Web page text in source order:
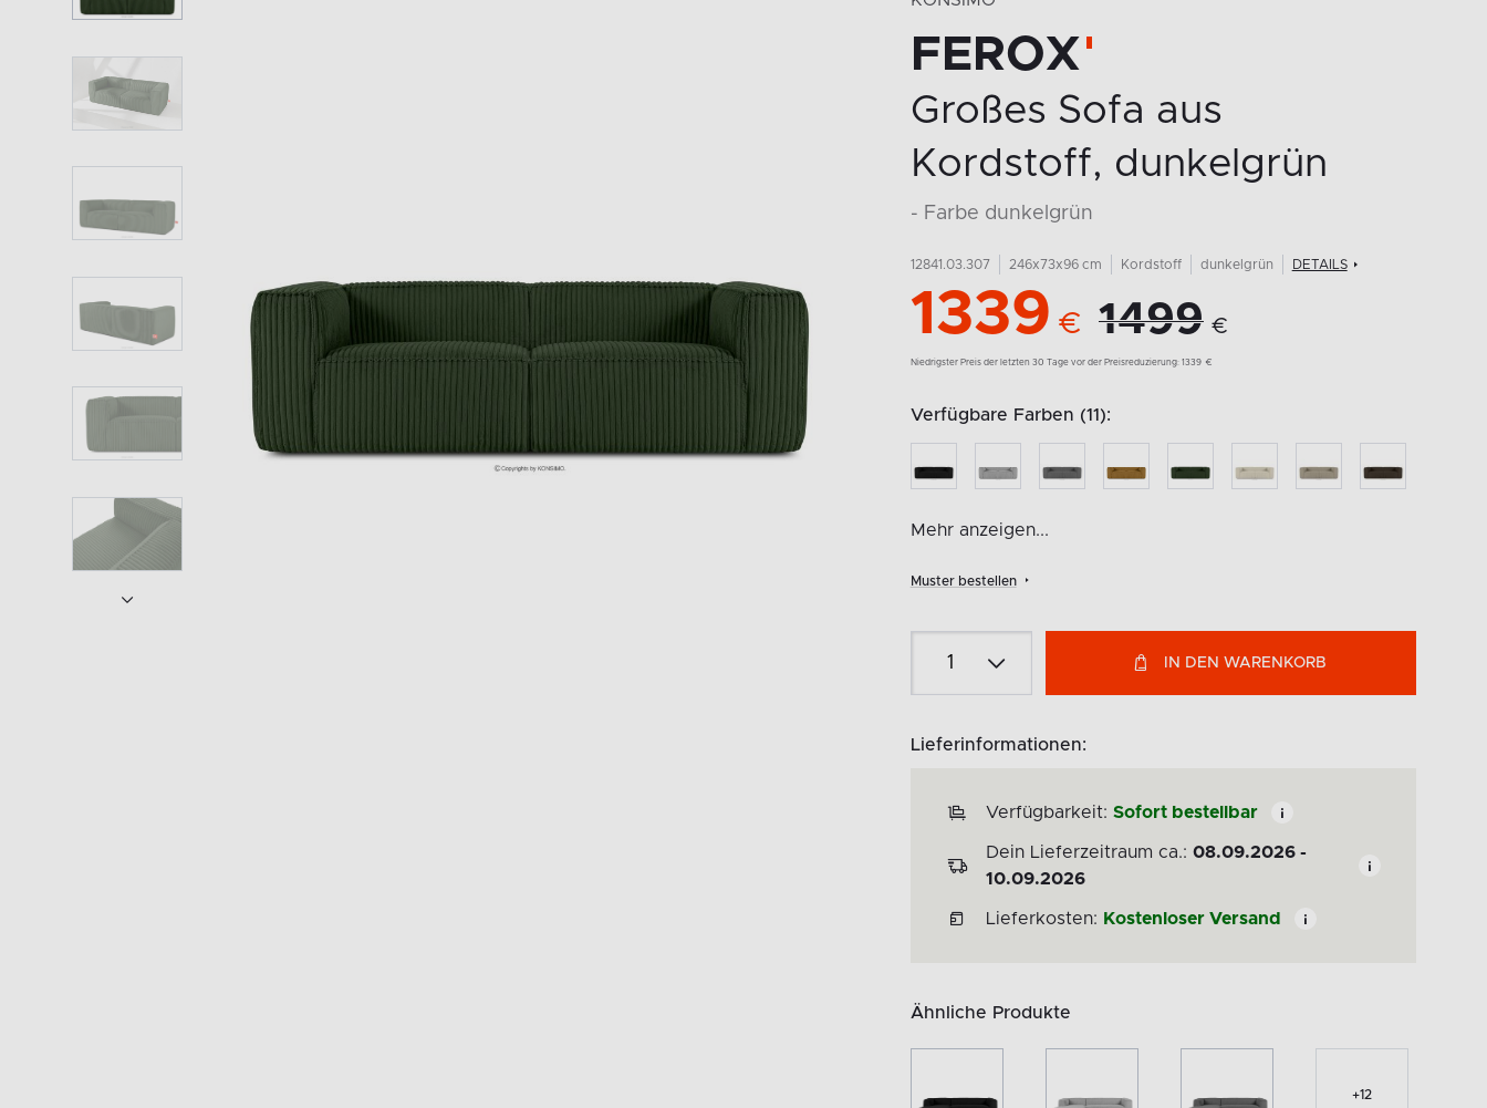
FEROX
Großes Sofa aus
Kordstoff, dunkelgrün
- Farbe dunkelgrün
12841.03.307 246x73x96 cm Kordstoff dunkelgrün DETAILS
1339 € 1499 €
Niedrigster Preis der letzten 30 Tage vor der Preisreduzierung: 1339 €
Verfügbare Farben (11):
Mehr anzeigen...
Muster bestellen
IN DEN WARENKORB
Lieferinformationen:
Verfügbarkeit: Sofort bestellbar
Dein Lieferzeitraum ca.: 08.09.2026 -
10.09.2026
Lieferkosten: Kostenloser Versand
Ähnliche Produkte
+12